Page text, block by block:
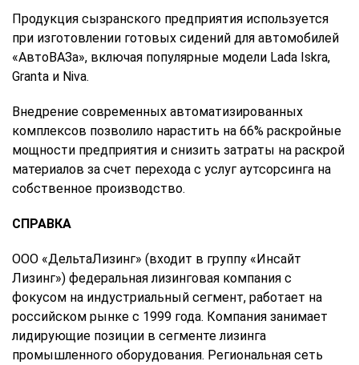
Продукция сызранского предприятия используется
при изготовлении готовых сидений для автомобилей
«АвтоВАЗа», включая популярные модели Lada Iskra,
Granta и Niva.
Внедрение современных автоматизированных
комплексов позволило нарастить на 66% раскройные
мощности предприятия и снизить затраты на раскрой
материалов за счет перехода с услуг аутсорсинга на
собственное производство.
СПРАВКА
ООО «ДельтаЛизинг» (входит в группу «Инсайт
Лизинг») федеральная лизинговая компания с
фокусом на индустриальный сегмент, работает на
российском рынке с 1999 года. Компания занимает
лидирующие позиции в сегменте лизинга
промышленного оборудования. Региональная сеть